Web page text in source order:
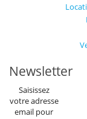
Newsletter
Saisissez
votre adresse
email pour